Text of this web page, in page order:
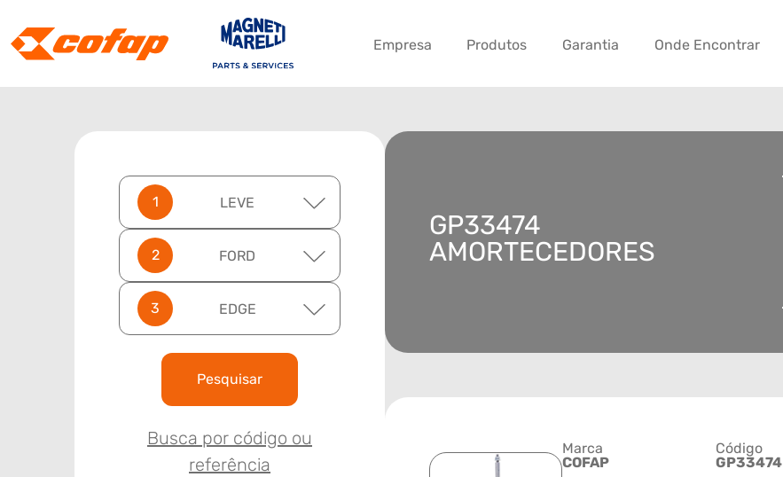
Empresa Produtos Garantia Onde Encontrar
LEVE
FORD
EDGE
Pesquisar
Busca por código ou
referência
GP33474
AMORTECEDORES
Marca
COFAP
Código
GP33474